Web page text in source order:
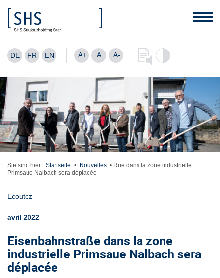
DE FR EN A+ A A-
Sie sind hier: Startseite • Nouvelles • Rue dans la zone industrielle
Primsaue Nalbach sera déplacée
Ecoutez
avril 2022
Eisenbahnstraße dans la zone
industrielle Primsaue Nalbach sera
déplacée